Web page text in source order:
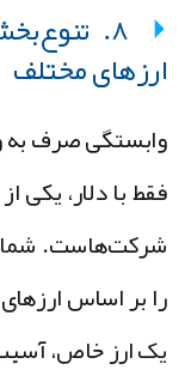
۸.
مختلف
صرف به
با دلار، یکی
شما
بر اساس ارزهای
ارز خاص، آسیب